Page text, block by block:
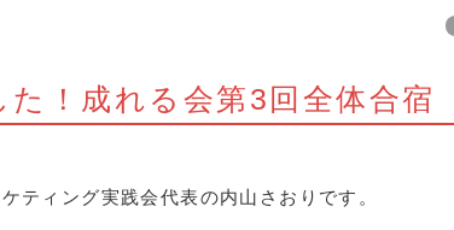
た！成れる会第3回全体合宿
ティング実践会代表の内山さおりです。